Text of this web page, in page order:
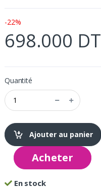
-22%
698.000 DT
Quantité
Ajouter au panier
Acheter
En stock